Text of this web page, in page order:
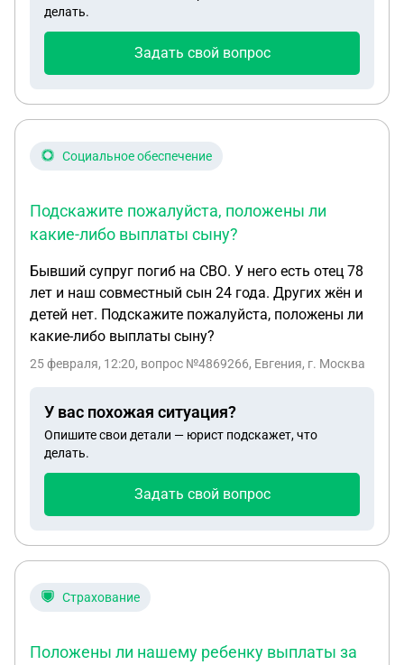
рождение ребёнка что то положено, а у нас
получается мы не под одно, на под второе не
попадаем
делать.
Задать свой вопрос
Социальное обеспечение
Подскажите пожалуйста, положены ли
какие-либо выплаты сыну?
Бывший супруг погиб на СВО. У него есть отец 78
лет и наш совместный сын 24 года. Других жён и
детей нет. Подскажите пожалуйста, положены ли
какие-либо выплаты сыну?
25 февраля, 12:20, вопрос №4869266, Евгения, г. Москва
У вас похожая ситуация?
Опишите свои детали — юрист подскажет, что
делать.
Задать свой вопрос
Страхование
Положены ли нашему ребенку выплаты за